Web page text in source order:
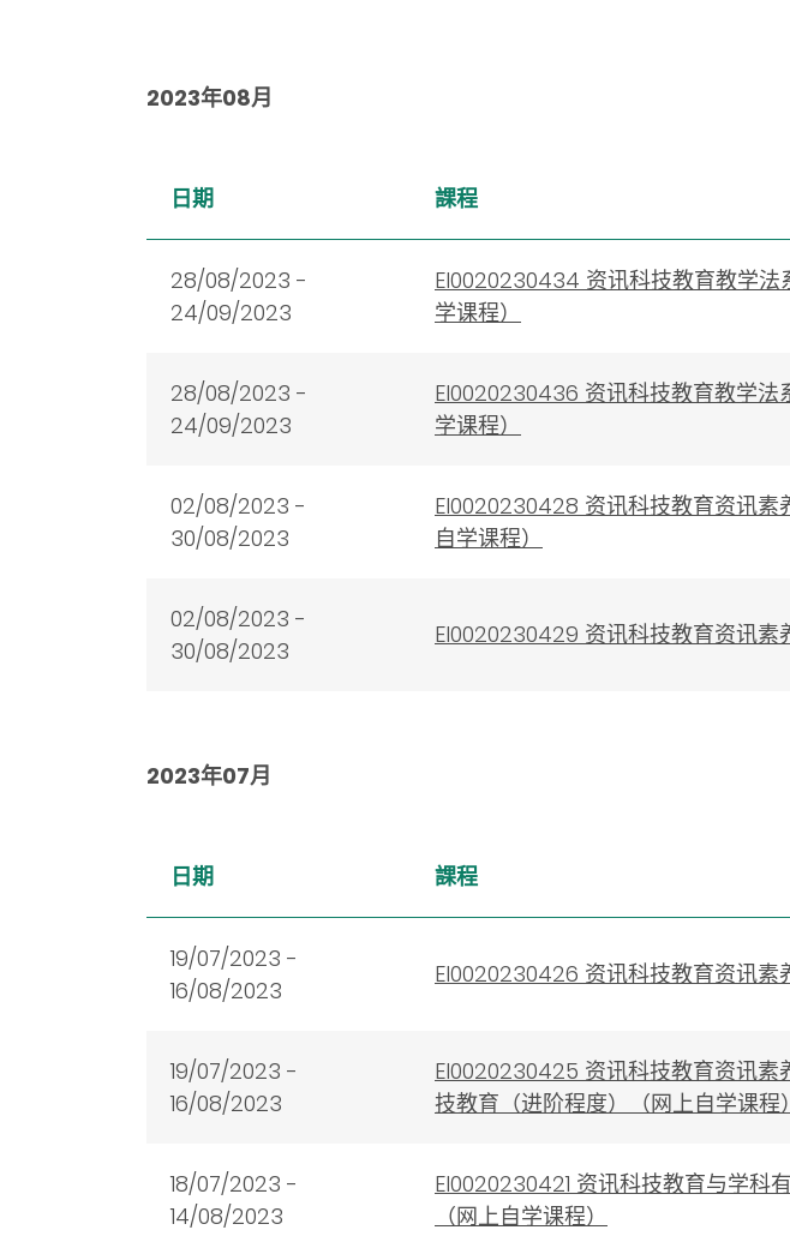
2023年08月
日期 課程
28/08/2023 -
24/09/2023
EI0020230434 资讯科技教育教学
学课程）
28/08/2023 -
24/09/2023
EI0020230436 资讯科技教育教学
学课程）
02/08/2023 -
30/08/2023
EI0020230428 资讯科技教育资讯
自学课程）
02/08/2023 -
30/08/2023
EI0020230429 资讯科技教育资讯素
2023年07月
日期 課程
19/07/2023 -
16/08/2023
EI0020230426 资讯科技教育资讯素
19/07/2023 -
16/08/2023
EI0020230425 资讯科技教育资讯
技教育（进阶程度）（网上自学课程）
18/07/2023 -
14/08/2023
EI0020230421 资讯科技教育与学科
（网上自学课程）